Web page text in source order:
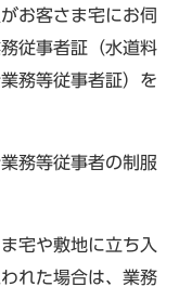
お客さま宅にお伺
従事者証（水道料
務等従事者証）を
務等従事者の制服
宅や敷地に立ち入
れた場合は、業務